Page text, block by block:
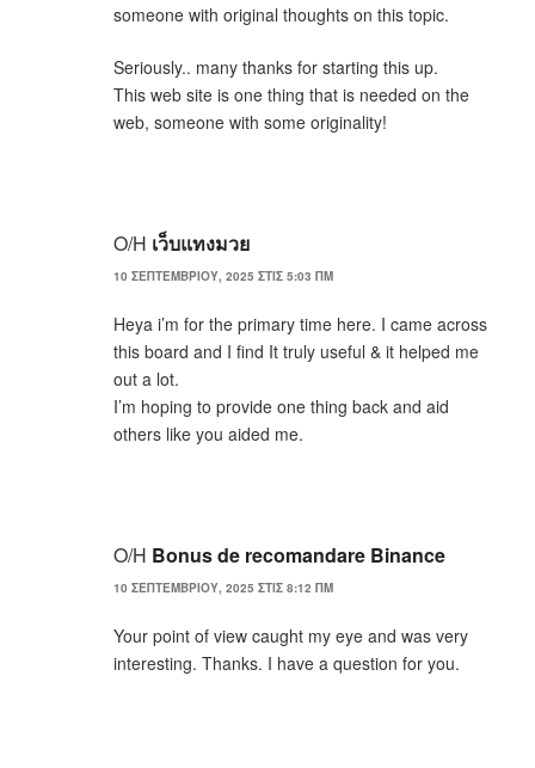
someone with original thoughts on this topic.
Seriously.. many thanks for starting this up.
This web site is one thing that is needed on the
web, someone with some originality!
Ο/Η เว็บแทงมวย
10 ΣΕΠΤΕΜΒΡΊΟΥ, 2025 ΣΤΙΣ 5:03 ΠΜ
Heya i’m for the primary time here. I came across
this board and I find It truly useful & it helped me
out a lot.
I’m hoping to provide one thing back and aid
others like you aided me.
Ο/Η Bonus de recomandare Binance
10 ΣΕΠΤΕΜΒΡΊΟΥ, 2025 ΣΤΙΣ 8:12 ΠΜ
Your point of view caught my eye and was very
interesting. Thanks. I have a question for you.